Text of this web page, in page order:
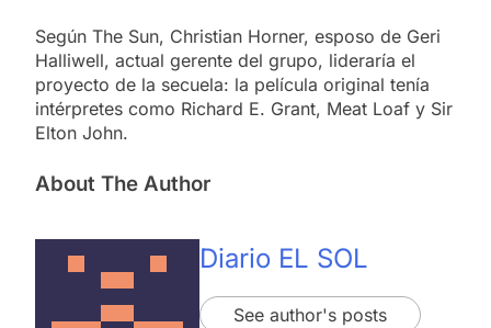
Según The Sun, Christian Horner, esposo de Geri
Halliwell, actual gerente del grupo, lideraría el
proyecto de la secuela: la película original tenía
intérpretes como Richard E. Grant, Meat Loaf y Sir
Elton John.
About The Author
Diario EL SOL
See author's posts